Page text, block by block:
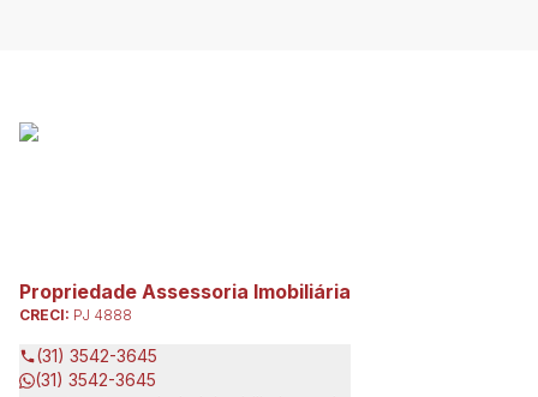
Propriedade Assessoria Imobiliária
CRECI: PJ 4888
(31) 3542-3645
(31) 3542-3645